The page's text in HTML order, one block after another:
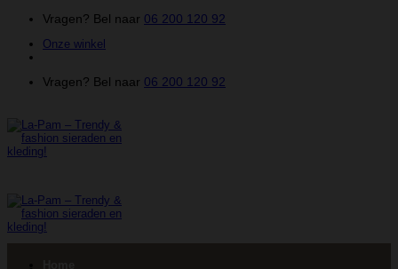
inhoud
Vragen? Bel naar 06 200 120 92
Onze winkel
Vragen? Bel naar 06 200 120 92